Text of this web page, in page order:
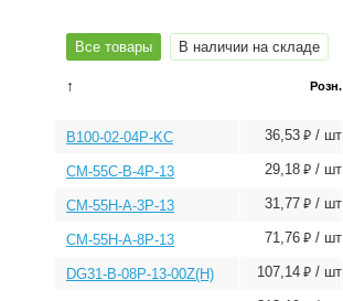
Все товары В наличии на складе
↑ Розн.
B100-02-04P-KC 36,53 ⃏ / шт
CM-55C-B-4P-13 29,18 ⃏ / шт
CM-55H-A-3P-13 31,77 ⃏ / шт
CM-55H-A-8P-13 71,76 ⃏ / шт
DG31-B-08P-13-00Z(H) 107,14 ⃏ / шт